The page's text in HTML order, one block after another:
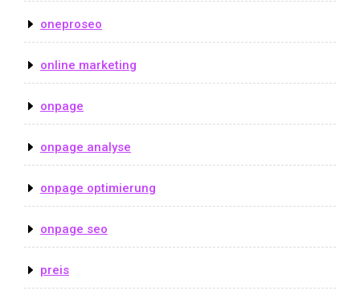
oneproseo
online marketing
onpage
onpage analyse
onpage optimierung
onpage seo
preis